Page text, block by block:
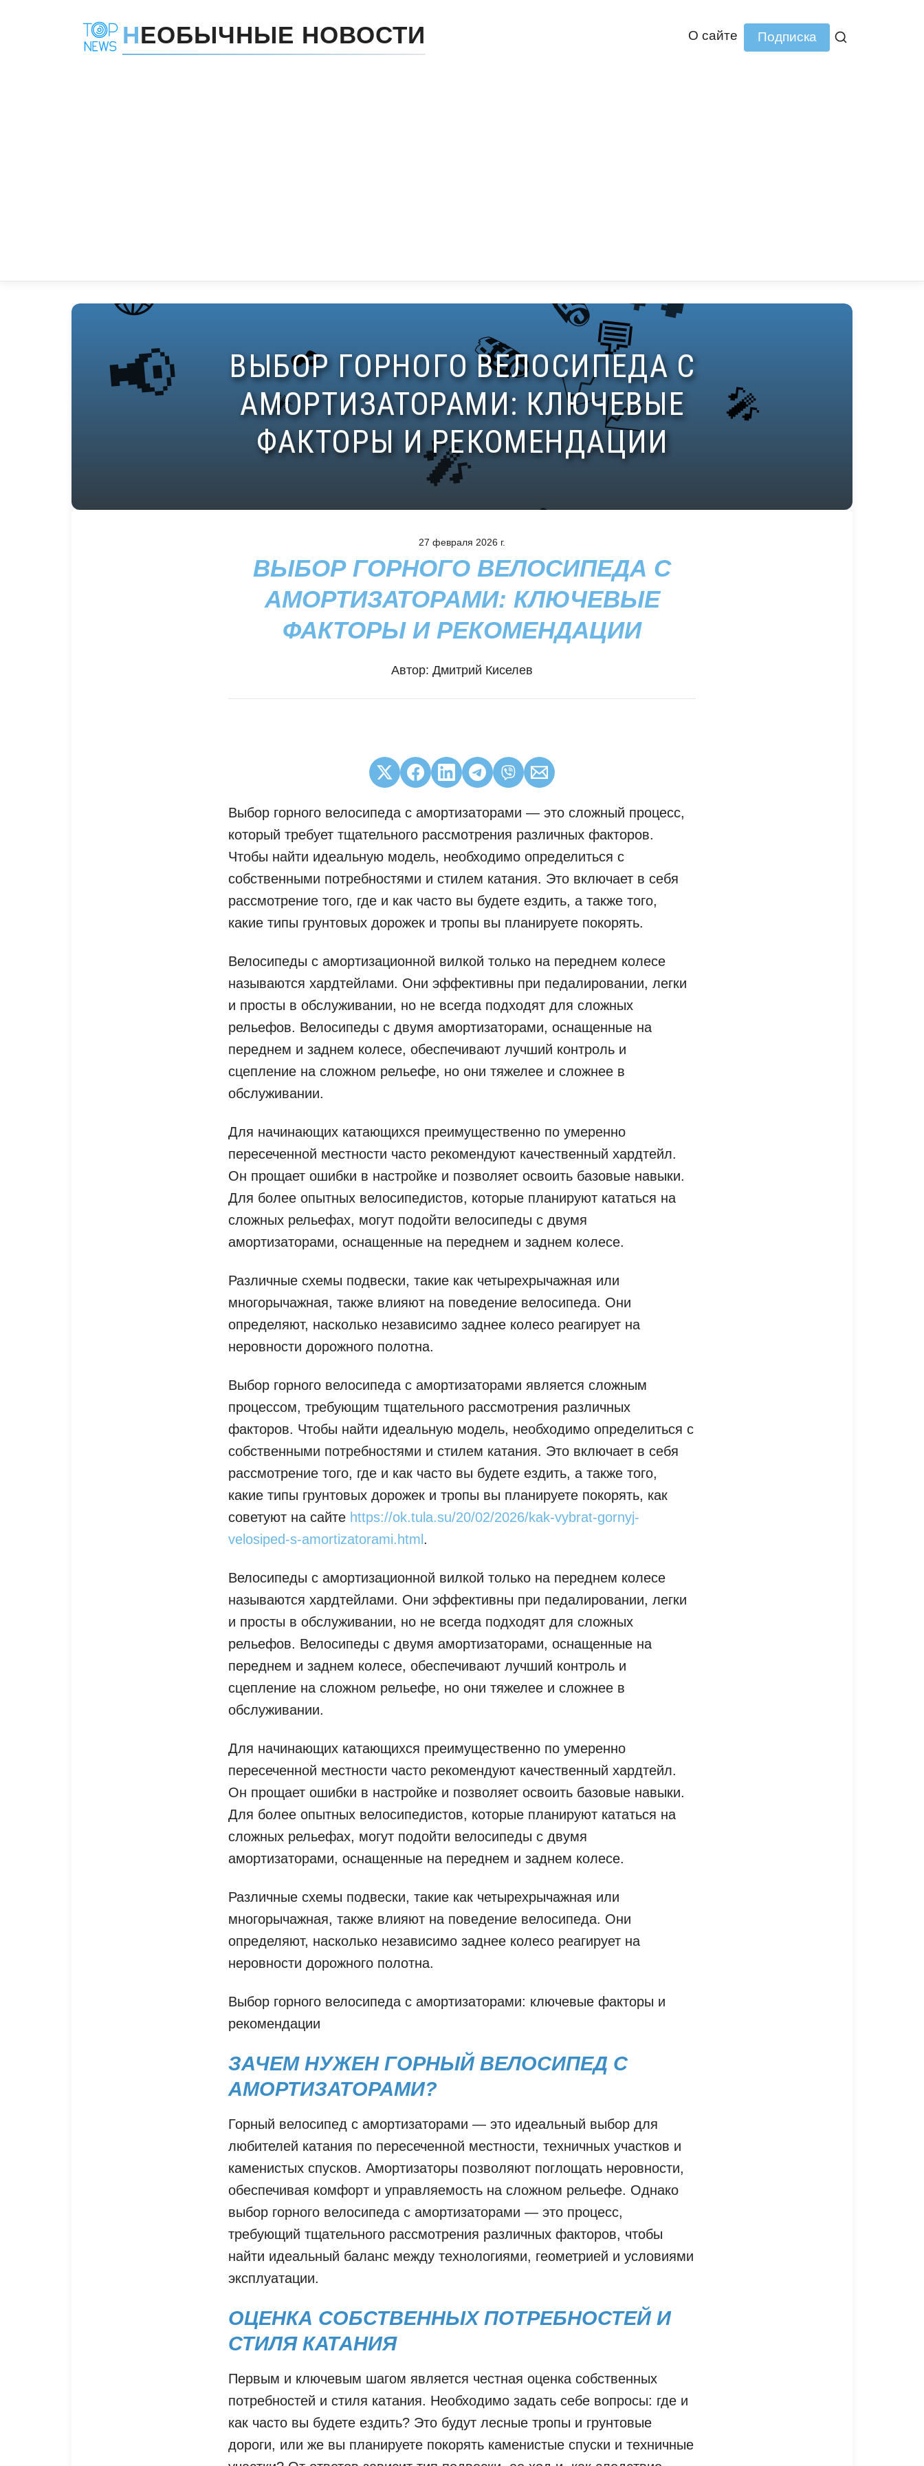
НЕОБЫЧНЫЕ НОВОСТИ О сайте Подписка
27 февраля 2026 г.
ВЫБОР ГОРНОГО ВЕЛОСИПЕДА С
АМОРТИЗАТОРАМИ: КЛЮЧЕВЫЕ
ФАКТОРЫ И РЕКОМЕНДАЦИИ
Автор: Дмитрий Киселев
Выбор горного велосипеда с амортизаторами — это сложный процесс,
который требует тщательного рассмотрения различных факторов.
Чтобы найти идеальную модель, необходимо определиться с
собственными потребностями и стилем катания. Это включает в себя
рассмотрение того, где и как часто вы будете ездить, а также того,
какие типы грунтовых дорожек и тропы вы планируете покорять.
Велосипеды с амортизационной вилкой только на переднем колесе
называются хардтейлами. Они эффективны при педалировании, легки
и просты в обслуживании, но не всегда подходят для сложных
рельефов. Велосипеды с двумя амортизаторами, оснащенные на
переднем и заднем колесе, обеспечивают лучший контроль и
сцепление на сложном рельефе, но они тяжелее и сложнее в
обслуживании.
Для начинающих катающихся преимущественно по умеренно
пересеченной местности часто рекомендуют качественный хардтейл.
Он прощает ошибки в настройке и позволяет освоить базовые навыки.
Для более опытных велосипедистов, которые планируют кататься на
сложных рельефах, могут подойти велосипеды с двумя
амортизаторами, оснащенные на переднем и заднем колесе.
Различные схемы подвески, такие как четырехрычажная или
многорычажная, также влияют на поведение велосипеда. Они
определяют, насколько независимо заднее колесо реагирует на
неровности дорожного полотна.
Выбор горного велосипеда с амортизаторами является сложным
процессом, требующим тщательного рассмотрения различных
факторов. Чтобы найти идеальную модель, необходимо определиться с
собственными потребностями и стилем катания. Это включает в себя
рассмотрение того, где и как часто вы будете ездить, а также того,
какие типы грунтовых дорожек и тропы вы планируете покорять, как
советуют на сайте https://ok.tula.su/20/02/2026/kak-vybrat-gornyj-
velosiped-s-amortizatorami.html.
Велосипеды с амортизационной вилкой только на переднем колесе
называются хардтейлами. Они эффективны при педалировании, легки
и просты в обслуживании, но не всегда подходят для сложных
рельефов. Велосипеды с двумя амортизаторами, оснащенные на
переднем и заднем колесе, обеспечивают лучший контроль и
сцепление на сложном рельефе, но они тяжелее и сложнее в
обслуживании.
Для начинающих катающихся преимущественно по умеренно
пересеченной местности часто рекомендуют качественный хардтейл.
Он прощает ошибки в настройке и позволяет освоить базовые навыки.
Для более опытных велосипедистов, которые планируют кататься на
сложных рельефах, могут подойти велосипеды с двумя
амортизаторами, оснащенные на переднем и заднем колесе.
Различные схемы подвески, такие как четырехрычажная или
многорычажная, также влияют на поведение велосипеда. Они
определяют, насколько независимо заднее колесо реагирует на
неровности дорожного полотна.
Выбор горного велосипеда с амортизаторами: ключевые факторы и
рекомендации
ЗАЧЕМ НУЖЕН ГОРНЫЙ ВЕЛОСИПЕД С
АМОРТИЗАТОРАМИ?
Горный велосипед с амортизаторами — это идеальный выбор для
любителей катания по пересеченной местности, техничных участков и
каменистых спусков. Амортизаторы позволяют поглощать неровности,
обеспечивая комфорт и управляемость на сложном рельефе. Однако
выбор горного велосипеда с амортизаторами — это процесс,
требующий тщательного рассмотрения различных факторов, чтобы
найти идеальный баланс между технологиями, геометрией и условиями
эксплуатации.
ОЦЕНКА СОБСТВЕННЫХ ПОТРЕБНОСТЕЙ И
СТИЛЯ КАТАНИЯ
Первым и ключевым шагом является честная оценка собственных
потребностей и стиля катания. Необходимо задать себе вопросы: где и
как часто вы будете ездить? Это будут лесные тропы и грунтовые
дороги, или же вы планируете покорять каменистые спуски и техничные